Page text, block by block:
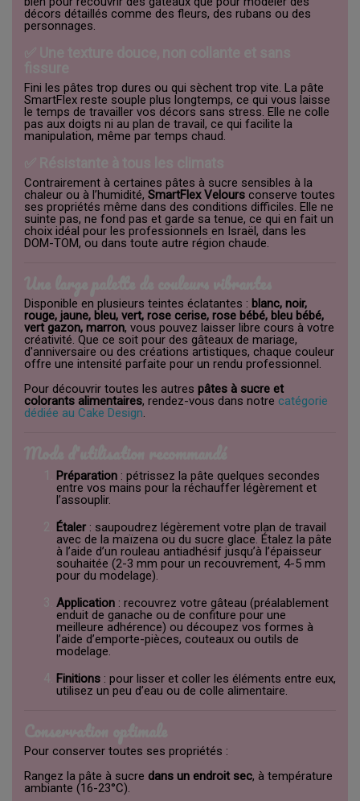
décors détaillés comme des fleurs, des rubans ou des
personnages.
Fini les pâtes trop dures ou qui sèchent trop vite. La pâte
SmartFlex reste souple plus longtemps, ce qui vous laisse
le temps de travailler vos décors sans stress. Elle ne colle
pas aux doigts ni au plan de travail, ce qui facilite la
manipulation, même par temps chaud.
Contrairement à certaines pâtes à sucre sensibles à la
chaleur ou à l’humidité, SmartFlex Velours conserve toutes
ses propriétés même dans des conditions difficiles. Elle ne
suinte pas, ne fond pas et garde sa tenue, ce qui en fait un
choix idéal pour les professionnels en Israël, dans les
DOM-TOM, ou dans toute autre région chaude.
Disponible en plusieurs teintes éclatantes : blanc, noir,
rouge, jaune, bleu, vert, rose cerise, rose bébé, bleu bébé,
vert gazon, marron, vous pouvez laisser libre cours à votre
créativité. Que ce soit pour des gâteaux de mariage,
d'anniversaire ou des créations artistiques, chaque couleur
offre une intensité parfaite pour un rendu professionnel.
Pour découvrir toutes les autres pâtes à sucre et
colorants alimentaires, rendez-vous dans notre catégorie
dédiée au Cake Design.
Préparation : pétrissez la pâte quelques secondes
entre vos mains pour la réchauffer légèrement et
l’assouplir.
Étaler: saupoudrez légèrement votre plan de travail
avec de la maïzena ou du sucre glace. Étalez la pâte
à l’aide d’un rouleau antiadhésif jusqu’à l’épaisseur
souhaitée (2-3 mm pour un recouvrement, 4-5 mm
pour du modelage).
Application : recouvrez votre gâteau (préalablement
enduit de ganache ou de confiture pour une
meilleure adhérence) ou découpez vos formes à
l’aide d’emporte-pièces, couteaux ou outils de
modelage.
Finitions : pour lisser et coller les éléments entre eux,
utilisez un peu d’eau ou de colle alimentaire.
Pour conserver toutes ses propriétés :
Rangez la pâte à sucre dans un endroit sec, à température
ambiante (16-23°C).